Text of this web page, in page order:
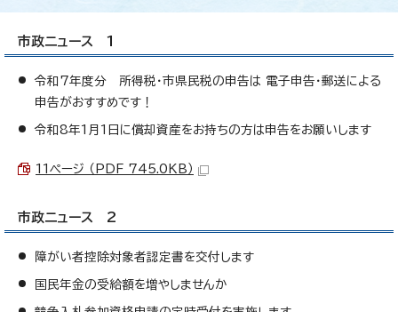
市政ニュース 1
令和7年度分 所得税・市県民税の申告は 電子申告・郵送による
申告がおすすめです！
令和8年1月1日に償却資産をお持ちの方は申告をお願いします
11ページ （PDF 745.0KB）
市政ニュース 2
障がい者控除対象者認定書を交付します
国民年金の受給額を増やしませんか